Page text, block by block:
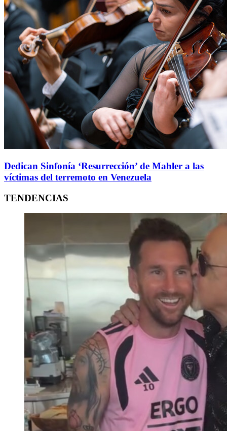
Dedican Sinfonía ‘Resurrección’ de Mahler a las
víctimas del terremoto en Venezuela
TENDENCIAS